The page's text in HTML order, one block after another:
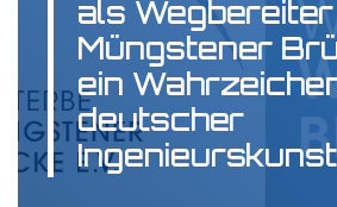
als
Müngstener
ein
deutscher
Ingenieurskunst